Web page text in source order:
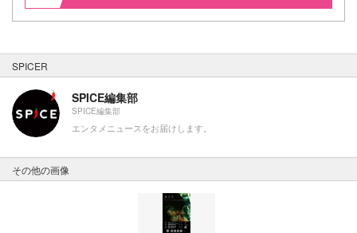
SPICER
SPICE編集部
SPICE編集部
エンタメニュースをお届けします。
その他の画像